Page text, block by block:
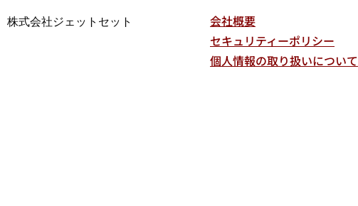
株式会社ジェットセット
会社概要
セキュリティーポリシー
個人情報の取り扱いについて